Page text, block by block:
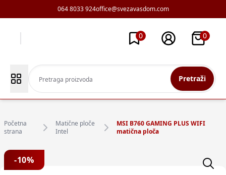
064 8033 924office@svezavasdom.com
0 0
Pretraži
Početna
strana
Matične ploče
Intel
MSI B760 GAMING PLUS WIFI
matična ploča
-10%